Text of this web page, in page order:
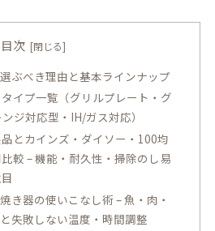
目次
ぶべき理由と基本ラインナップ
イプ一覧（グリルプレート・グ
ジ対応型・IH/ガス対応）
とカインズ・ダイソー・100均
較 – 機能・耐久性・掃除のし易
き器の使いこなし術 – 魚・肉・
失敗しない温度・時間調整